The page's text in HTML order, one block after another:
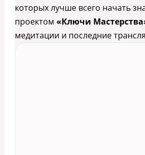
которых лучше всего начать
проектом «Ключи
медитации и последние